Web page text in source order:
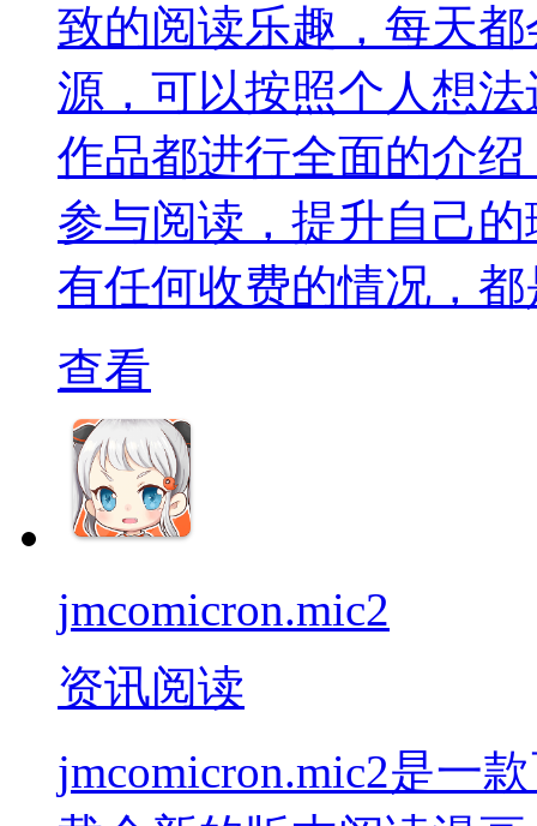
致的阅读乐趣，每天
源，可以按照个人想
作品都进行全面的介
参与阅读，提升自己
有任何收费的情况，
查看
jmcomicron.mic2
资讯阅读
jmcomicron.mic2是一